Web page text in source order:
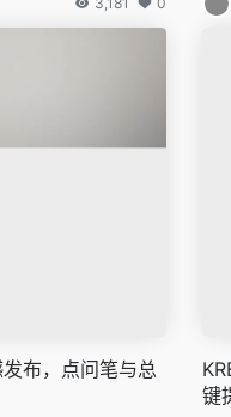
布，点问笔与总
键